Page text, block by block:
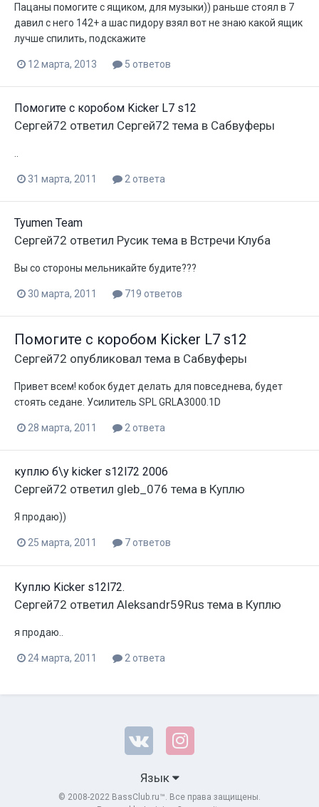
Пацаны помогите с ящиком, для музыки)) раньше стоял в 7
давил с него 142+ а шас пидору взял вот не знаю какой ящик
лучше спилить, подскажите
12 марта, 2013 5 ответов
Помогите с коробом Kicker L7 s12
Сергей72 ответил Сергей72 тема в Сабвуферы
31 марта, 2011 2 ответа
Tyumen Team
Сергей72 ответил Русик тема в Встречи Клуба
Вы со стороны мельникайте будите???
30 марта, 2011 719 ответов
Помогите с коробом Kicker L7 s12
Сергей72 опубликовал тема в Сабвуферы
Привет всем! кобок будет делать для повседнева, будет
стоять седане. Усилитель SPL GRLA3000.1D
28 марта, 2011 2 ответа
куплю б\у kicker s12l72 2006
Сергей72 ответил gleb_076 тема в Куплю
Я продаю))
25 марта, 2011 7 ответов
Куплю Kicker s12l72.
Сергей72 ответил Aleksandr59Rus тема в Куплю
я продаю..
24 марта, 2011 2 ответа
Язык
© 2008-2022 BassClub.ru™. Все права защищены.